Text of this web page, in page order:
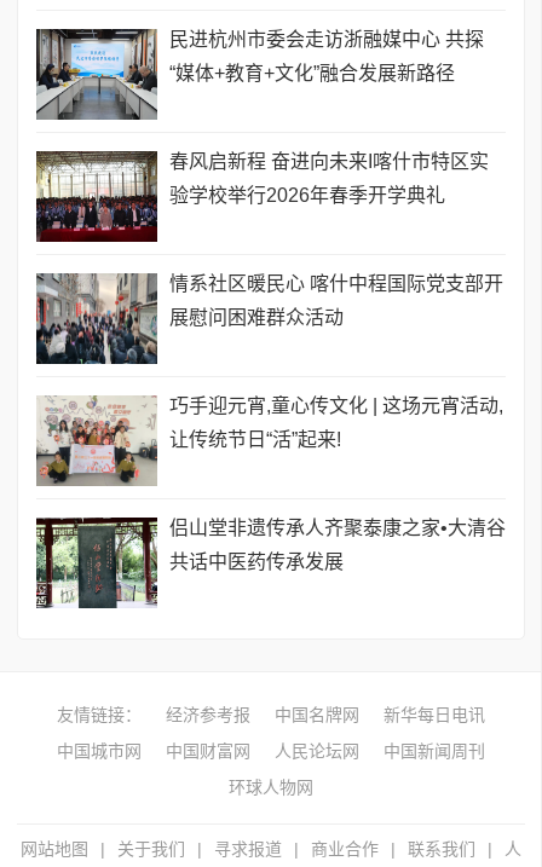
民进杭州市委会走访浙融媒中心 共探
“媒体+教育+文化”融合发展新路径
春风启新程 奋进向未来I喀什市特区实
验学校举行2026年春季开学典礼
情系社区暖民心 喀什中程国际党支部开
展慰问困难群众活动
巧手迎元宵,童心传文化 | 这场元宵活动,
让传统节日“活”起来!
侣山堂非遗传承人齐聚泰康之家•大清谷
共话中医药传承发展
友情链接： 经济参考报 中国名牌网
新华每日电讯
中国城市网
中国财富网 人民论坛网
中国新闻周刊
环球人物网
网站地图 | 关于我们 | 寻求报道 | 商业合作 | 联系我们 | 人